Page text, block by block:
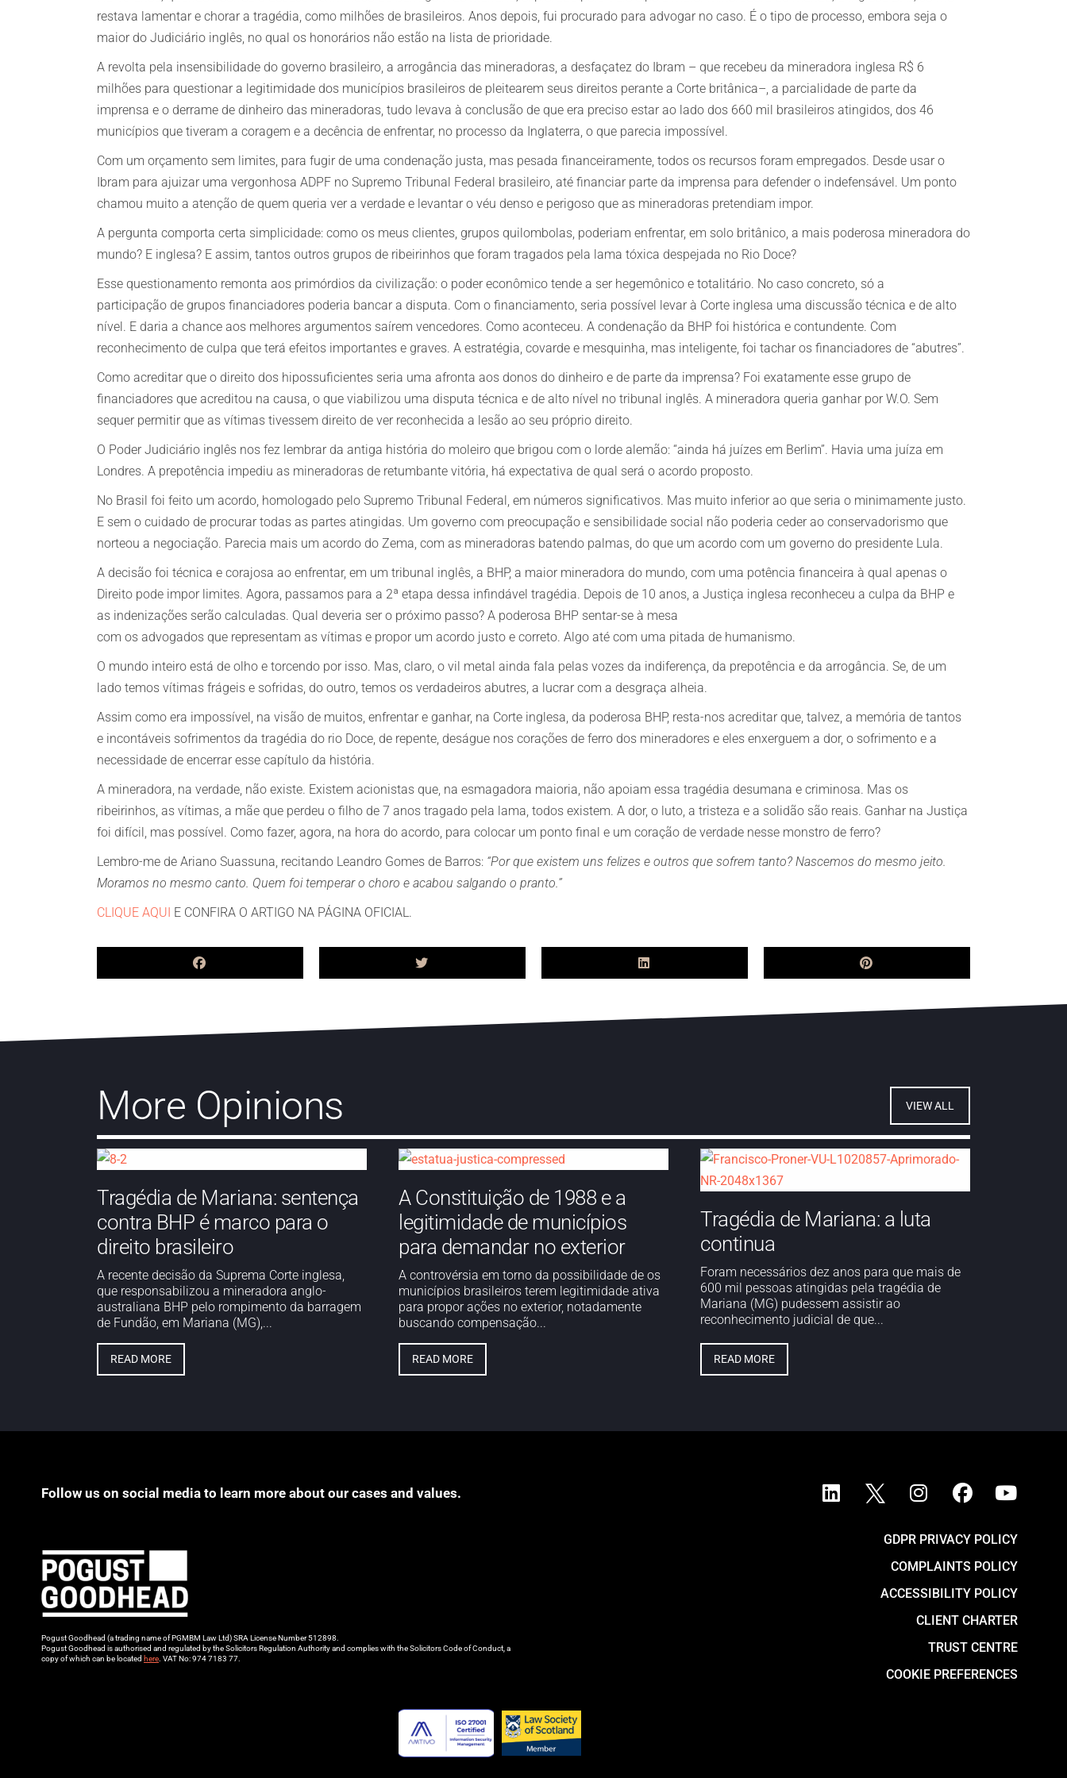
restava lamentar e chorar a tragédia, como milhões de brasileiros. Anos depois, fui procurado para advogar no caso. É o tipo de processo, embora seja o
maior do Judiciário inglês, no qual os honorários não estão na lista de prioridade.
A revolta pela insensibilidade do governo brasileiro, a arrogância das mineradoras, a desfaçatez do Ibram – que recebeu da mineradora inglesa R$ 6
milhões para questionar a legitimidade dos municípios brasileiros de pleitearem seus direitos perante a Corte britânica–, a parcialidade de parte da
imprensa e o derrame de dinheiro das mineradoras, tudo levava à conclusão de que era preciso estar ao lado dos 660 mil brasileiros atingidos, dos 46
municípios que tiveram a coragem e a decência de enfrentar, no processo da Inglaterra, o que parecia impossível.
Com um orçamento sem limites, para fugir de uma condenação justa, mas pesada financeiramente, todos os recursos foram empregados. Desde usar o
Ibram para ajuizar uma vergonhosa ADPF no Supremo Tribunal Federal brasileiro, até financiar parte da imprensa para defender o indefensável. Um ponto
chamou muito a atenção de quem queria ver a verdade e levantar o véu denso e perigoso que as mineradoras pretendiam impor.
A pergunta comporta certa simplicidade: como os meus clientes, grupos quilombolas, poderiam enfrentar, em solo britânico, a mais poderosa mineradora do
mundo? E inglesa? E assim, tantos outros grupos de ribeirinhos que foram tragados pela lama tóxica despejada no Rio Doce?
Esse questionamento remonta aos primórdios da civilização: o poder econômico tende a ser hegemônico e totalitário. No caso concreto, só a
participação de grupos financiadores poderia bancar a disputa. Com o financiamento, seria possível levar à Corte inglesa uma discussão técnica e de alto
nível. E daria a chance aos melhores argumentos saírem vencedores. Como aconteceu. A condenação da BHP foi histórica e contundente. Com
reconhecimento de culpa que terá efeitos importantes e graves. A estratégia, covarde e mesquinha, mas inteligente, foi tachar os financiadores de “abutres”.
Como acreditar que o direito dos hipossuficientes seria uma afronta aos donos do dinheiro e de parte da imprensa? Foi exatamente esse grupo de
financiadores que acreditou na causa, o que viabilizou uma disputa técnica e de alto nível no tribunal inglês. A mineradora queria ganhar por W.O. Sem
sequer permitir que as vítimas tivessem direito de ver reconhecida a lesão ao seu próprio direito.
O Poder Judiciário inglês nos fez lembrar da antiga história do moleiro que brigou com o lorde alemão: “ainda há juízes em Berlim”. Havia uma juíza em
Londres. A prepotência impediu as mineradoras de retumbante vitória, há expectativa de qual será o acordo proposto.
No Brasil foi feito um acordo, homologado pelo Supremo Tribunal Federal, em números significativos. Mas muito inferior ao que seria o minimamente justo.
E sem o cuidado de procurar todas as partes atingidas. Um governo com preocupação e sensibilidade social não poderia ceder ao conservadorismo que
norteou a negociação. Parecia mais um acordo do Zema, com as mineradoras batendo palmas, do que um acordo com um governo do presidente Lula.
A decisão foi técnica e corajosa ao enfrentar, em um tribunal inglês, a BHP, a maior mineradora do mundo, com uma potência financeira à qual apenas o
Direito pode impor limites. Agora, passamos para a 2ª etapa dessa infindável tragédia. Depois de 10 anos, a Justiça inglesa reconheceu a culpa da BHP e
as indenizações serão calculadas. Qual deveria ser o próximo passo? A poderosa BHP sentar-se à mesa
com os advogados que representam as vítimas e propor um acordo justo e correto. Algo até com uma pitada de humanismo.
O mundo inteiro está de olho e torcendo por isso. Mas, claro, o vil metal ainda fala pelas vozes da indiferença, da prepotência e da arrogância. Se, de um
lado temos vítimas frágeis e sofridas, do outro, temos os verdadeiros abutres, a lucrar com a desgraça alheia.
Assim como era impossível, na visão de muitos, enfrentar e ganhar, na Corte inglesa, da poderosa BHP, resta-nos acreditar que, talvez, a memória de tantos
e incontáveis sofrimentos da tragédia do rio Doce, de repente, deságue nos corações de ferro dos mineradores e eles enxerguem a dor, o sofrimento e a
necessidade de encerrar esse capítulo da história.
A mineradora, na verdade, não existe. Existem acionistas que, na esmagadora maioria, não apoiam essa tragédia desumana e criminosa. Mas os
ribeirinhos, as vítimas, a mãe que perdeu o filho de 7 anos tragado pela lama, todos existem. A dor, o luto, a tristeza e a solidão são reais. Ganhar na Justiça
foi difícil, mas possível. Como fazer, agora, na hora do acordo, para colocar um ponto final e um coração de verdade nesse monstro de ferro?
Lembro-me de Ariano Suassuna, recitando Leandro Gomes de Barros: “Por que existem uns felizes e outros que sofrem tanto? Nascemos do mesmo jeito.
Moramos no mesmo canto. Quem foi temperar o choro e acabou salgando o pranto.”
CLIQUE AQUI E CONFIRA O ARTIGO NA PÁGINA OFICIAL.
More Opinions VIEW ALL
Tragédia de Mariana: sentença
contra BHP é marco para o
direito brasileiro
A recente decisão da Suprema Corte inglesa,
que responsabilizou a mineradora anglo-
australiana BHP pelo rompimento da barragem
de Fundão, em Mariana (MG),...
READ MORE
A Constituição de 1988 e a
legitimidade de municípios
para demandar no exterior
A controvérsia em torno da possibilidade de os
municípios brasileiros terem legitimidade ativa
para propor ações no exterior, notadamente
buscando compensação...
READ MORE
Tragédia de Mariana: a luta
continua
Foram necessários dez anos para que mais de
600 mil pessoas atingidas pela tragédia de
Mariana (MG) pudessem assistir ao
reconhecimento judicial de que...
READ MORE
Follow us on social media to learn more about our cases and values.
Pogust Goodhead (a trading name of PGMBM Law Ltd) SRA License Number 512898.
Pogust Goodhead is authorised and regulated by the Solicitors Regulation Authority and complies with the Solicitors Code of Conduct, a
copy of which can be located here. VAT No: 974 7183 77.
GDPR PRIVACY POLICY
COMPLAINTS POLICY
ACCESSIBILITY POLICY
CLIENT CHARTER
TRUST CENTRE
COOKIE PREFERENCES